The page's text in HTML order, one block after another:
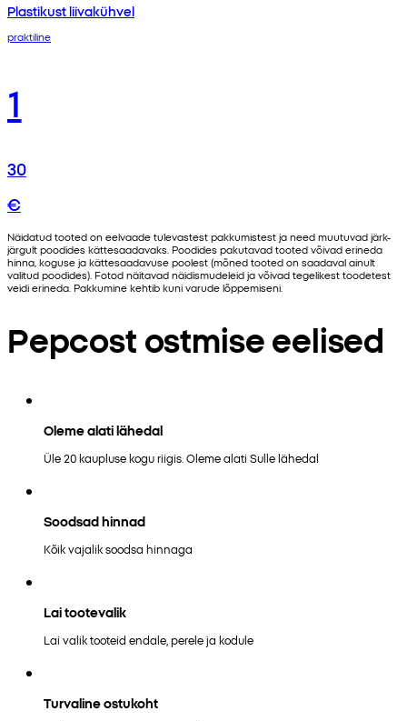
Plastikust liivakühvel
praktiline
1
30
€
Näidatud tooted on eelvaade tulevastest pakkumistest ja need muutuvad järk-
järgult poodides kättesaadavaks. Poodides pakutavad tooted võivad erineda
hinna, koguse ja kättesaadavuse poolest (mõned tooted on saadaval ainult
valitud poodides). Fotod näitavad näidismudeleid ja võivad tegelikest toodetest
veidi erineda. Pakkumine kehtib kuni varude lõppemiseni.
Pepcost ostmise eelised
Oleme alati lähedal
Üle 20 kaupluse kogu riigis. Oleme alati Sulle lähedal
Soodsad hinnad
Kõik vajalik soodsa hinnaga
Lai tootevalik
Lai valik tooteid endale, perele ja kodule
Turvaline ostukoht